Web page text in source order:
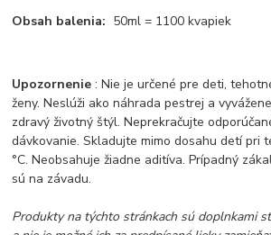
Obsah balenia: 50ml = 1100 kvapiek
Upozornenie: Nie je určené pre deti,
ženy. Neslúži ako náhrada pestrej a
zdravý životný štýl. Neprekračujte
dávkovanie. Skladujte mimo dosahu detí pri
°C. Neobsahuje žiadne aditíva. Prípadný
sú na závadu.
Produkty na týchto stránkach sú doplnkami